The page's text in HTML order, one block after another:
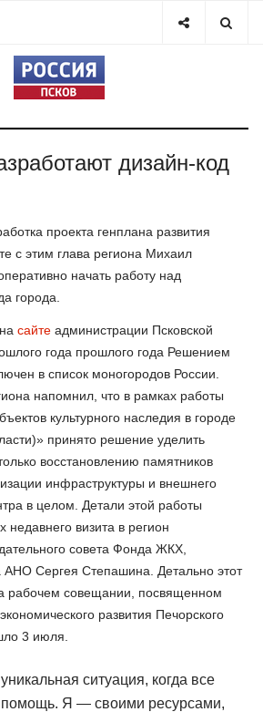
дизайн-код
проекта генплана развития
с этим глава региона Михаил
начать работу над
города.
сайте администрации Псковской
года прошлого года Решением
в список моногородов России.
напомнил, что в рамках работы
культурного наследия в городе
принято решение уделить
восстановлению памятников
инфраструктуры и внешнего
в целом. Детали этой работы
недавнего визита в регион
совета Фонда ЖКХ,
АНО Сергея Степашина. Детально этот
рабочем совещании, посвященном
развития Печорского
3 июля.
ситуация, когда все
помощь. Я — своими ресурсами,